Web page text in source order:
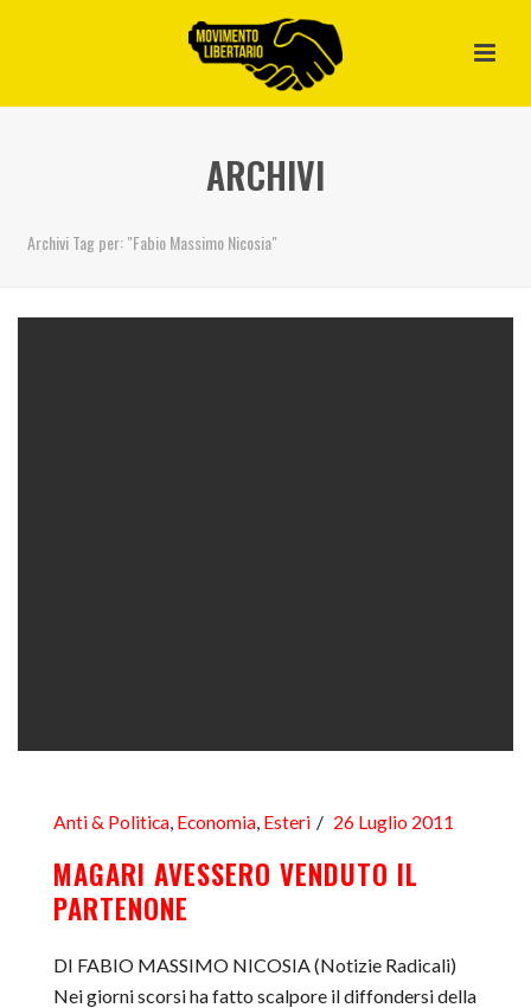
ARCHIVI
Archivi Tag per: "Fabio Massimo Nicosia"
Anti & Politica, Economia, Esteri 26 Luglio 2011
MAGARI AVESSERO VENDUTO IL
PARTENONE
DI FABIO MASSIMO NICOSIA (Notizie Radicali)
Nei giorni scorsi ha fatto scalpore il diffondersi della